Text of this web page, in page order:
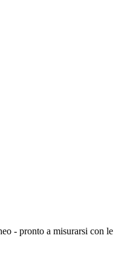
- pronto a misurarsi con le